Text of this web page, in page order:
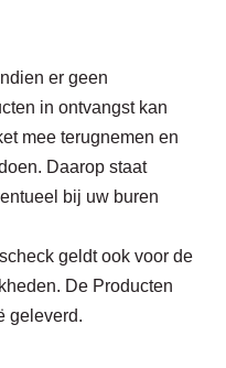
er geen
in ontvangst kan
mee terugnemen en
Daarop staat
bij uw buren
geldt ook voor de
De Producten
geleverd.